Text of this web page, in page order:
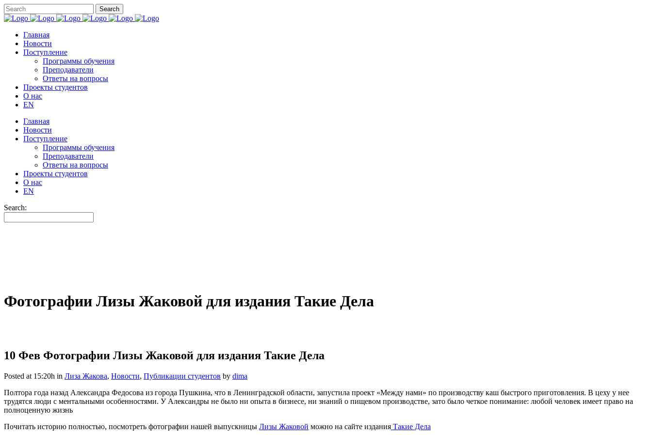
Главная
Новости
Поступление
Программы обучения
Преподаватели
Ответы на вопросы
Проекты студентов
О нас
EN
Главная
Новости
Поступление
Программы обучения
Преподаватели
Ответы на вопросы
Проекты студентов
О нас
EN
Search:
Фотографии Лизы Жаковой для издания Такие Дела
10 Фев Фотографии Лизы Жаковой для издания Такие Дела
Posted at 15:20h in Лиза Жакова, Новости, Публикации студентов by dima
Полтора года назад Александра Федосова из города Пушкина, что в Ленинградской области, запустила проект «Между нами» по производству каш быстрого приготовления. В цеху у нее
трудятся люди с ментальными особенностями. У Александры не было ни опыта в бизнесе, ни знаний о пищевом производстве, зато было четкое понимание: любой человек имеет право на
полноценную жизнь
Почитать историю полностью, посмотреть фотографии нашей выпускницы Лизы Жаковой можно на сайте издания Такие Дела